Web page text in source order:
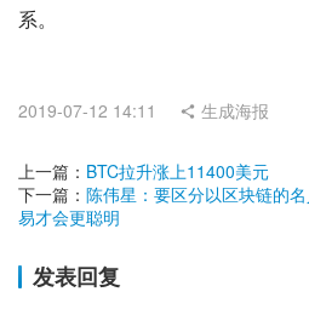
系。
2019-07-12 14:11 生成海报
上一篇： BTC拉升涨上11400美元
下一篇： 陈伟星：要区分以区块链的
易才会更聪明
发表回复